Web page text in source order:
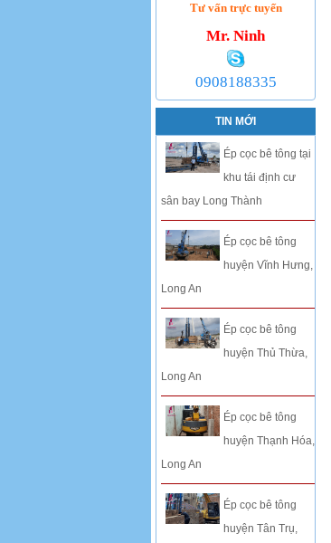
Tư vấn trực tuyến
Mr. Ninh
0908188335
TIN MỚI
Ép cọc bê tông tại
khu tái định cư
sân bay Long Thành
Ép cọc bê tông
huyện Vĩnh Hưng,
Long An
Ép cọc bê tông
huyện Thủ Thừa,
Long An
Ép cọc bê tông
huyện Thạnh Hóa,
Long An
Ép cọc bê tông
huyện Tân Trụ,